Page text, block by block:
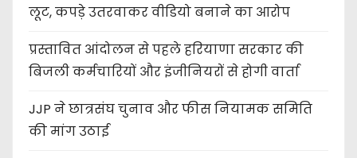
लूट, कपड़े उतरवाकर वीडियो बनाने का आरोप
प्रस्तावित आंदोलन से पहले हरियाणा सरकार की
बिजली कर्मचारियों और इंजीनियरों से होगी वार्ता
JJP ने छात्रसंघ चुनाव और फीस नियामक समिति
की मांग उठाई